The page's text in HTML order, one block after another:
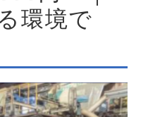
環境で